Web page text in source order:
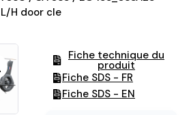
H door cle
Fiche technique du
produit
Fiche SDS - FR
Fiche SDS - EN